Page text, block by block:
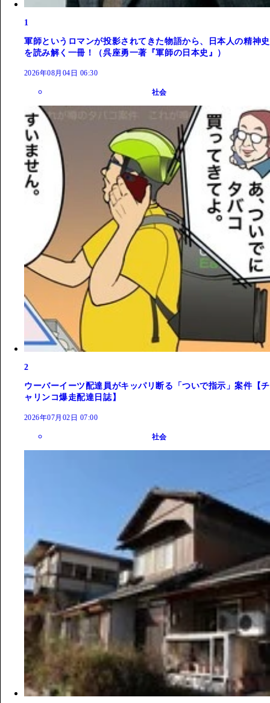
1
軍師というロマンが投影されてきた物語から、日本人の精神史
を読み解く一冊！（呉座勇一著『軍師の日本史』）
2026年08月04日 06:30
社会
2
ウーバーイーツ配達員がキッパリ断る「ついで指示」案件【チ
ャリンコ爆走配達日誌】
2026年07月02日 07:00
社会